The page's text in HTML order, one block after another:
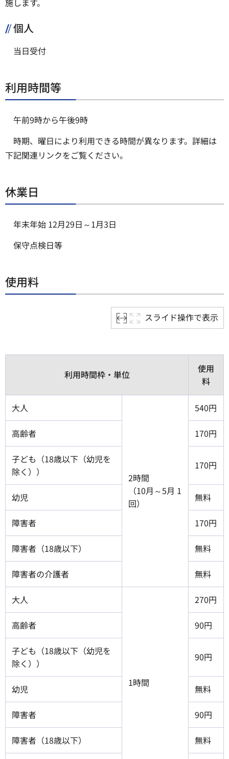
施します。
個人
当日受付
利用時間等
午前9時から午後9時
時期、曜日により利用できる時間が異なります。詳細は
下記関連リンクをご覧ください。
休業日
年末年始 12月29日～1月3日
保守点検日等
使用料
スライド操作で表示
利用時間枠・単位
使用
料
大人
2時間
（10月～5月 1
回）
540円
高齢者 170円
子ども（18歳以下（幼児を
除く））
170円
幼児 無料
障害者 170円
障害者（18歳以下） 無料
障害者の介護者 無料
大人
1時間
270円
高齢者 90円
子ども（18歳以下（幼児を
除く））
90円
幼児 無料
障害者 90円
障害者（18歳以下） 無料